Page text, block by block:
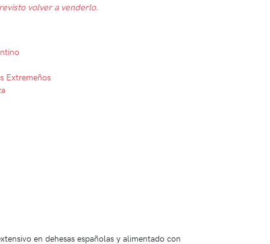
volver a venderlo.
Extremeños
en dehesas españolas y alimentado con